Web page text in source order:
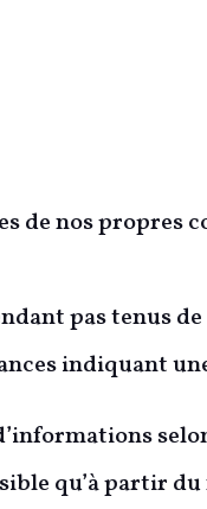
de nos propres
pas tenus
indiquant
qu’à partir